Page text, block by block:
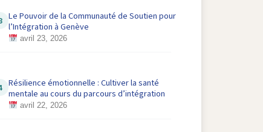
Le Pouvoir de la Communauté de Soutien pour
l’Intégration à Genève
avril 23, 2026
Résilience émotionnelle : Cultiver la santé
mentale au cours du parcours d’intégration
avril 22, 2026